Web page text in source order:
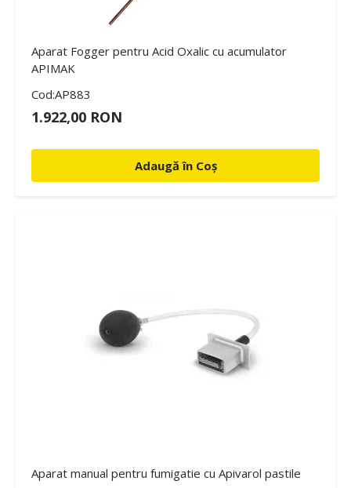
Aparat Fogger pentru Acid Oxalic cu acumulator
APIMAK
Cod:AP883
1.922,00 RON
Adaugă în Coș
Aparat manual pentru fumigatie cu Apivarol pastile